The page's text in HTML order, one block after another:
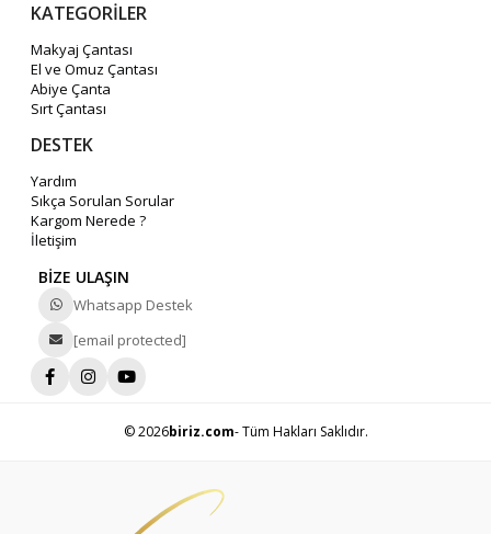
KATEGORİLER
Makyaj Çantası
El ve Omuz Çantası
Abiye Çanta
Sırt Çantası
DESTEK
Yardım
Sıkça Sorulan Sorular
Kargom Nerede ?
İletişim
BİZE ULAŞIN
Whatsapp Destek
[email protected]
© 2026biriz.com- Tüm Hakları Saklıdır.